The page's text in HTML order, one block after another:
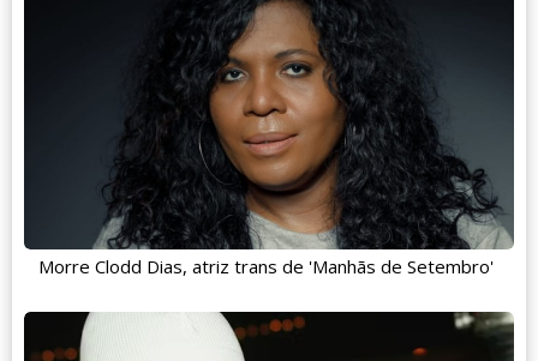
Morre Clodd Dias, atriz trans de 'Manhãs de Setembro'